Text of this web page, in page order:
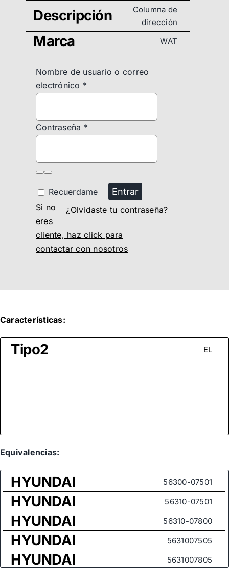
Descripción
Columna de
dirección
Marca WAT
Nombre de usuario o correo
electrónico *
Contraseña *
Recuerdame Entrar
¿Olvidaste tu contraseña?
Si no
eres
cliente, haz click para
contactar con nosotros
Características:
Tipo2 EL
Equivalencias:
HYUNDAI 56300-07501
HYUNDAI 56310-07501
HYUNDAI 56310-07800
HYUNDAI 5631007505
HYUNDAI 5631007805